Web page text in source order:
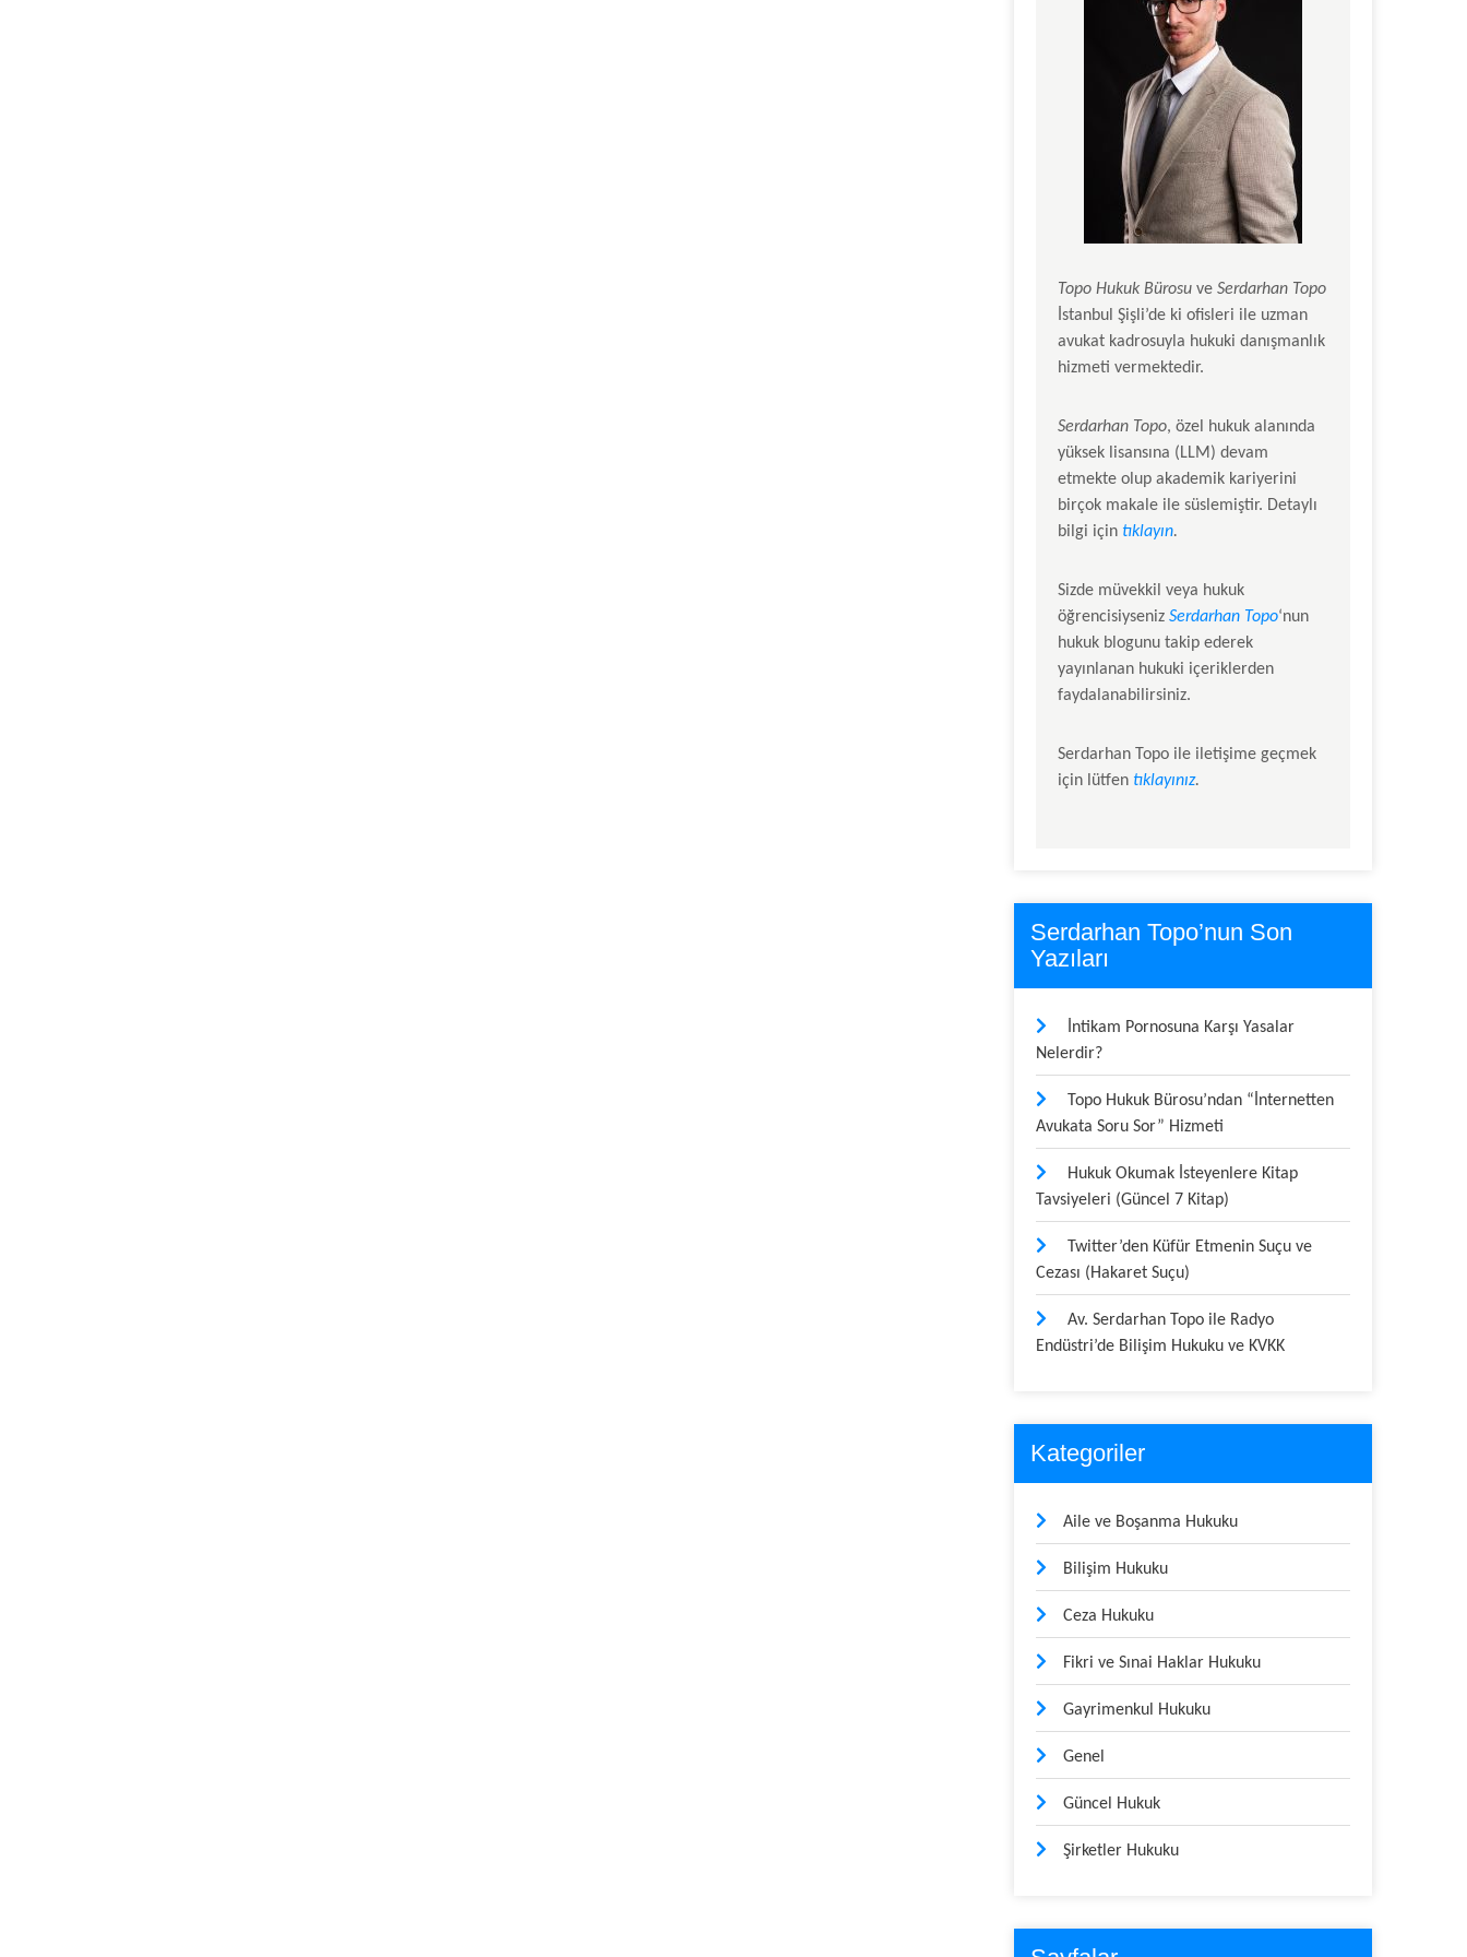
Topo Hukuk Bürosu veSerdarhan Topo
İstanbul Şişli’de ki ofisleri ile uzman
avukat kadrosuyla hukuki danışmanlık
hizmeti vermektedir.
Serdarhan Topo, özel hukuk alanında
yüksek lisansına (LLM) devam
etmekte olup akademik kariyerini
birçok makale ile süslemiştir. Detaylı
bilgi için tıklayın.
Sizde müvekkil veya hukuk
öğrencisiysenizSerdarhan Topo‘nun
hukuk blogunu takip ederek
yayınlanan hukuki içeriklerden
faydalanabilirsiniz.
Serdarhan Topo ile iletişime geçmek
için lütfen tıklayınız.
Serdarhan Topo’nun Son
Yazıları
İntikam Pornosuna Karşı Yasalar
Nelerdir?
Topo Hukuk Bürosu’ndan “İnternetten
Avukata Soru Sor” Hizmeti
Hukuk Okumak İsteyenlere Kitap
Tavsiyeleri (Güncel 7 Kitap)
Twitter’den Küfür Etmenin Suçu ve
Cezası (Hakaret Suçu)
Av. Serdarhan Topo ile Radyo
Endüstri’de Bilişim Hukuku ve KVKK
Kategoriler
Aile ve Boşanma Hukuku
Bilişim Hukuku
Ceza Hukuku
Fikri ve Sınai Haklar Hukuku
Gayrimenkul Hukuku
Genel
Güncel Hukuk
Şirketler Hukuku